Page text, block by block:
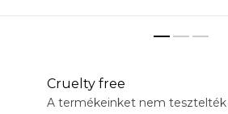
Cruelty free
A termékeinket nem tesztelték